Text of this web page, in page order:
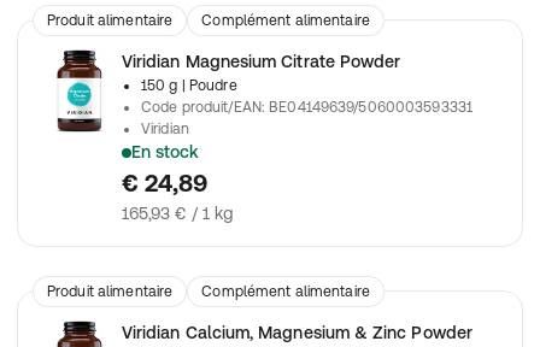
Produit alimentaire Complément alimentaire
Viridian Magnesium Citrate Powder
150 g
| Poudre
Code produit/EAN: BE04149639/5060003593331
Viridian
En stock
Magnésium bien absorbable sous forme de poudre.
€ 24,89
165,93 € / 1 kg
Produit alimentaire Complément alimentaire
Viridian Calcium, Magnesium & Zinc Powder